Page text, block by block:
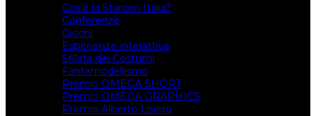
Cos’è la Starcon Italia?
Conferenze
Giochi
Esperienze interattive
Sfilata dei Costumi
Fantamodellismo
Premio OMEGA SHORT
Premio OMEGA GRAPHICS
Premio Alberto Lisiero